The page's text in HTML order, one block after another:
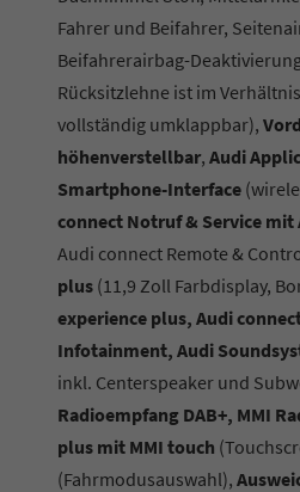
Fahrer und Beifahrer,
Beifahrerairbag-
Rücksitzlehne ist im
vollständig umklappbar),
höhenverstellbar, Audi
Smartphone-Interface
connect Notruf & Service mit
Audi connect Remote &
plus (11,9 Zoll Farbdisplay,
experience plus, Audi
Infotainment, Audi
inkl. Centerspeaker und
Radioempfang DAB+, MMI
plus mit MMI touch
(Fahrmodusauswahl),